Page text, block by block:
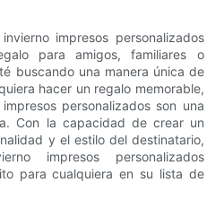
impresos personalizados
para amigos, familiares o
buscando una manera única de
hacer un regalo memorable,
personalizados son una
Con la capacidad de crear un
y el estilo del destinatario,
impresos personalizados
para cualquiera en su lista de